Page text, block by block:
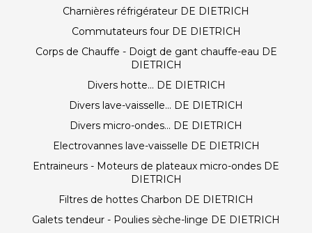
Charnières réfrigérateur DE DIETRICH
Commutateurs four DE DIETRICH
Corps de Chauffe - Doigt de gant chauffe-eau DE
DIETRICH
Divers hotte... DE DIETRICH
Divers lave-vaisselle... DE DIETRICH
Divers micro-ondes... DE DIETRICH
Electrovannes lave-vaisselle DE DIETRICH
Entraineurs - Moteurs de plateaux micro-ondes DE
DIETRICH
Filtres de hottes Charbon DE DIETRICH
Galets tendeur - Poulies sèche-linge DE DIETRICH